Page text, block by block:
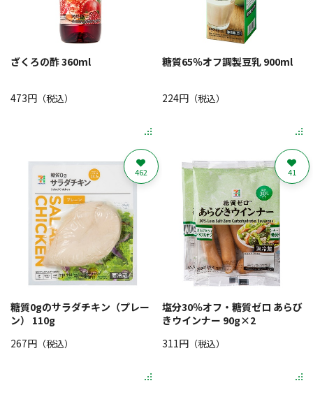
ざくろの酢 360ml
473円 （税込）
糖質65％オフ調製豆乳 900ml
224円（税込）
糖質0gのサラダチキン（プレー
ン） 110g
267円 （税込）
462
塩分30％オフ・糖質ゼロ あらび
きウインナー 90g×2
311円（税込）
41